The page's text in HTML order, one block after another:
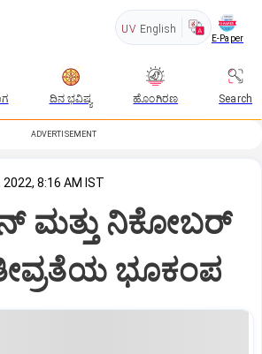
UV English
E-Paper
ದಿನ ಭವಿಷ್ಯ ಹೊಂಗಿರಣ Search
ADVERTISEMENT
2022, 8:16 AM IST
ಮತ್ತು ನಿಕೋಬರ್
ಭೂಕಂಪ